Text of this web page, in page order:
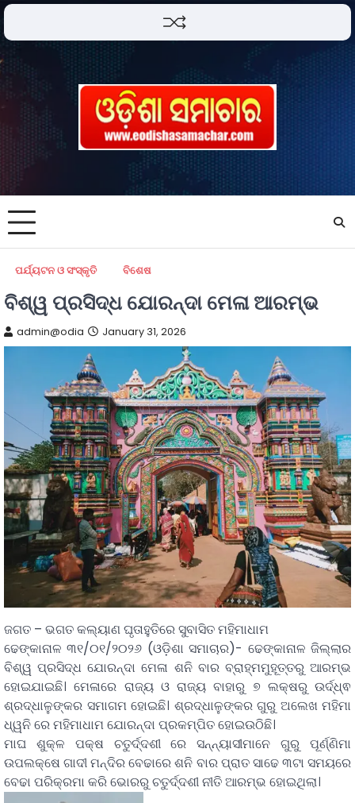
ପର୍ଯ୍ୟଟନ ଓ ସଂସ୍କୃତି ବିଶେଷ
ବିଶ୍ୱ ପ୍ରସିଦ୍ଧ ଯୋରନ୍ଦା ମେଳା ଆରମ୍ଭ
admin@odia January 31, 2026
ଜଗତ – ଭଗତ କଲ୍ୟାଣ ଘୃତାହୁତିରେ ସୁବାସିତ ମହିମାଧାମ
ଢେଙ୍କାନାଳ ୩୧/୦୧/୨୦୨୬ (ଓଡ଼ିଶା ସମାଚାର)- ଢେଙ୍କାନାଳ ଜିଲ୍ଲାର
ବିଶ୍ୱ ପ୍ରସିଦ୍ଧ ଯୋରନ୍ଦା ମେଳା ଶନି ବାର ବ୍ରାହ୍ମମୁହୂତ୍ତରୁ ଆରମ୍ଭ
ହୋଇଯାଇଛି। ମେଳାରେ ରାଜ୍ୟ ଓ ରାଜ୍ୟ ବାହାରୁ ୭ ଲକ୍ଷରୁ ଉର୍ଦ୍ଧ୍ଵ
ଶ୍ରଦ୍ଧାଳୁଙ୍କର ସମାଗମ ହୋଇଛି। ଶ୍ରଦ୍ଧାଳୁଙ୍କର ଗୁରୁ ଅଲେଖ ମହିମା
ଧ୍ୱନି ରେ ମହିମାଧାମ ଯୋରନ୍ଦା ପ୍ରକମ୍ପିତ ହୋଇଉଠିଛି।
ମାଘ ଶୁକ୍ଳ ପକ୍ଷ ଚତୁର୍ଦ୍ଦଶୀ ରେ ସନ୍ନ୍ୟାସୀମାନେ ଗୁରୁ ପୂର୍ଣ୍ଣିମା
ଉପଲକ୍ଷେ ଗାଦୀ ମନ୍ଦିର ବେଢାରେ ଶନି ବାର ପ୍ରାତ ସାଢେ ୩ଟା ସମୟରେ
ବେଢା ପରିକ୍ରମା କରି ଭୋରରୁ ଚତୁର୍ଦ୍ଦଶୀ ନୀତି ଆରମ୍ଭ ହୋଇଥିଲା।